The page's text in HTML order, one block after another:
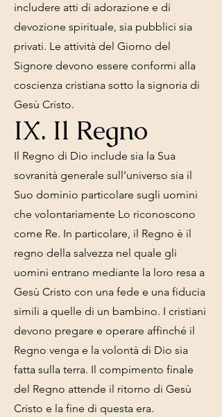
includere atti di adorazione e di
devozione spirituale, sia pubblici sia
privati. Le attività del Giorno del
Signore devono essere conformi alla
coscienza cristiana sotto la signoria di
Gesù Cristo.
IX. Il Regno
Il Regno di Dio include sia la Sua
sovranità generale sull’universo sia il
Suo dominio particolare sugli uomini
che volontariamente Lo riconoscono
come Re. In particolare, il Regno è il
regno della salvezza nel quale gli
uomini entrano mediante la loro resa a
Gesù Cristo con una fede e una fiducia
simili a quelle di un bambino. I cristiani
devono pregare e operare affinché il
Regno venga e la volontà di Dio sia
fatta sulla terra. Il compimento finale
del Regno attende il ritorno di Gesù
Cristo e la fine di questa era.